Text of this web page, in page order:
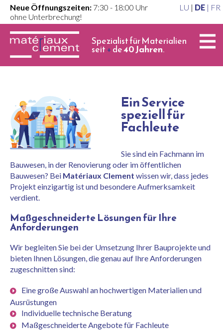
Neue Öffnungszeiten: 7:30 - 18:00 Uhr
ohne Unterbrechung!
LU | DE | FR
Spezialist für Materialien
seit+de40 Jahren.
Ein Service
speziell für
Fachleute
Sie sind ein Fachmann im
Bauwesen, in der Renovierung oder im öffentlichen
Bauwesen? Bei Matériaux Clement wissen wir, dass jedes
Projekt einzigartig ist und besondere Aufmerksamkeit
verdient.
Maßgeschneiderte Lösungen für Ihre
Anforderungen
Wir begleiten Sie bei der Umsetzung Ihrer Bauprojekte und
bieten Ihnen Lösungen, die genau auf Ihre Anforderungen
zugeschnitten sind:
Eine große Auswahl an hochwertigen Materialien und
Ausrüstungen
Individuelle technische Beratung
Maßgeschneiderte Angebote für Fachleute